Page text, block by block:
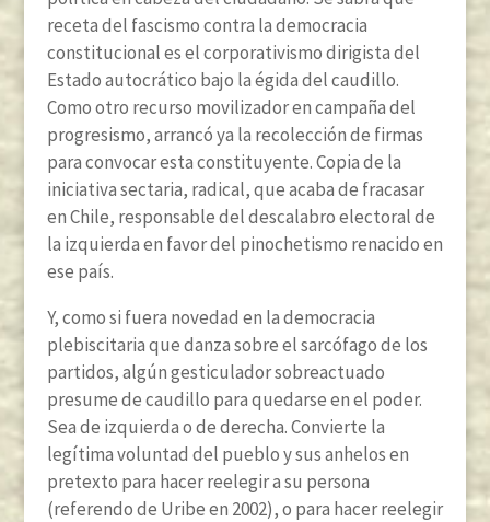
receta del fascismo contra la democracia
constitucional es el corporativismo dirigista del
Estado autocrático bajo la égida del caudillo.
Como otro recurso movilizador en campaña del
progresismo, arrancó ya la recolección de firmas
para convocar esta constituyente. Copia de la
iniciativa sectaria, radical, que acaba de fracasar
en Chile, responsable del descalabro electoral de
la izquierda en favor del pinochetismo renacido en
ese país.
Y, como si fuera novedad en la democracia
plebiscitaria que danza sobre el sarcófago de los
partidos, algún gesticulador sobreactuado
presume de caudillo para quedarse en el poder.
Sea de izquierda o de derecha. Convierte la
legítima voluntad del pueblo y sus anhelos en
pretexto para hacer reelegir a su persona
(referendo de Uribe en 2002), o para hacer reelegir